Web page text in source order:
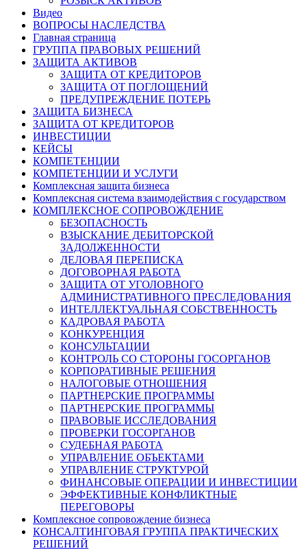
Видео
ВОПРОСЫ НАСЛЕДСТВА
Главная страница
ГРУППА ПРАВОВЫХ РЕШЕНИЙ
ЗАЩИТА АКТИВОВ
ЗАЩИТА ОТ КРЕДИТОРОВ
ЗАЩИТА ОТ ПОГЛОЩЕНИЙ
ПРЕДУПРЕЖДЕНИЕ ПОТЕРЬ
ЗАЩИТА БИЗНЕСА
ЗАЩИТА ОТ КРЕДИТОРОВ
ИНВЕСТИЦИИ
КЕЙСЫ
КОМПЕТЕНЦИИ
КОМПЕТЕНЦИИ И УСЛУГИ
Комплексная защита бизнеса
Комплексная система взаимодействия с государством
КОМПЛЕКСНОЕ СОПРОВОЖДЕНИЕ
БЕЗОПАСНОСТЬ
ВЗЫСКАНИЕ ДЕБИТОРСКОЙ
ЗАДОЛЖЕННОСТИ
ДЕЛОВАЯ ПЕРЕПИСКА
ДОГОВОРНАЯ РАБОТА
ЗАЩИТА ОТ УГОЛОВНОГО
АДМИНИСТРАТИВНОГО ПРЕСЛЕДОВАНИЯ
ИНТЕЛЛЕКТУАЛЬНАЯ СОБСТВЕННОСТЬ
КАДРОВАЯ РАБОТА
КОНКУРЕНЦИЯ
КОНСУЛЬТАЦИИ
КОНТРОЛЬ СО СТОРОНЫ ГОСОРГАНОВ
КОРПОРАТИВНЫЕ РЕШЕНИЯ
НАЛОГОВЫЕ ОТНОШЕНИЯ
ПАРТНЕРСКИЕ ПРОГРАММЫ
ПАРТНЕРСКИЕ ПРОГРАММЫ
ПРАВОВЫЕ ИССЛЕДОВАНИЯ
ПРОВЕРКИ ГОСОРГАНОВ
СУДЕБНАЯ РАБОТА
УПРАВЛЕНИЕ ОБЪЕКТАМИ
УПРАВЛЕНИЕ СТРУКТУРОЙ
ФИНАНСОВЫЕ ОПЕРАЦИИ И ИНВЕСТИЦИИ
ЭФФЕКТИВНЫЕ КОНФЛИКТНЫЕ
ПЕРЕГОВОРЫ
Комплексное сопровождение бизнеса
КОНСАЛТИНГОВАЯ ГРУППА ПРАКТИЧЕСКИХ
РЕШЕНИЙ